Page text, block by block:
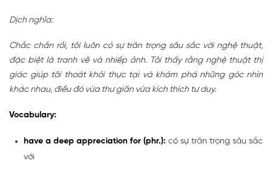
Dịch nghĩa:
Chắc chắn rồi, tôi luôn có sự trân trọng sâu sắc với nghệ thuật,
đặc biệt là tranh vẽ và nhiếp ảnh. Tôi thấy rằng nghệ thuật thị
giác giúp tôi thoát khỏi thực tại và khám phá những góc nhìn
khác nhau, điều đó vừa thư giãn vừa kích thích tư duy.
Vocabulary:
have a deep appreciation for (phr.): có sự trân trọng sâu sắc
với